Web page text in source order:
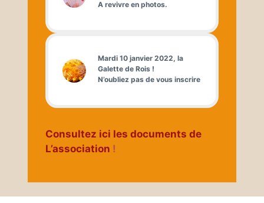
A revivre en photos.
Mardi 10 janvier 2022, la
Galette de Rois !
N’oubliez pas de vous inscrire
Consultez ici les documents de
L’association !